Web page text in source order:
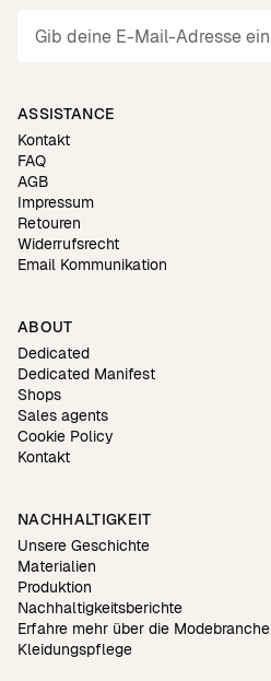
ASSISTANCE
Kontakt
FAQ
AGB
Impressum
Retouren
Widerrufsrecht
Email Kommunikation
ABOUT
Dedicated
Dedicated Manifest
Shops
Sales agents
Cookie Policy
Kontakt
NACHHALTIGKEIT
Unsere Geschichte
Materialien
Produktion
Nachhaltigkeitsberichte
Erfahre mehr über die Modebranche
Kleidungspflege